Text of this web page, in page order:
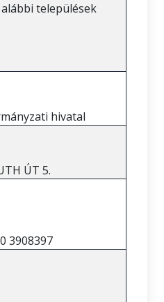
települések
hivatal
ÚT 5.
3908397